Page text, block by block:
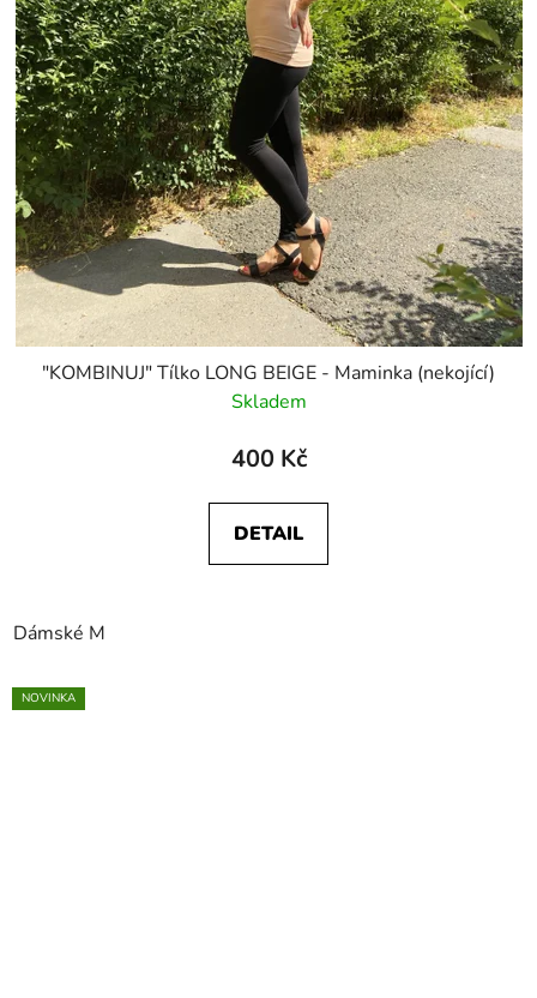
"KOMBINUJ" Tílko LONG BEIGE - Maminka (nekojící)
Skladem
400 Kč
DETAIL
Dámské M
NOVINKA